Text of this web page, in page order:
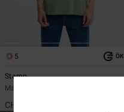
5
Stamp
Männer Grün T-Shirt
CHF 35,00